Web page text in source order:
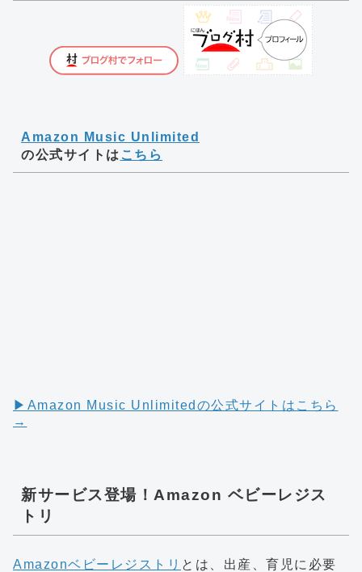
Amazon Music Unlimited
の公式サイトは こちら
▶︎Amazon Music Unlimitedの公式サイトはこちら
→
新サービス登場！Amazon ベビーレジス
トリ
Amazonベビーレジストリ とは、出産、育児に必要